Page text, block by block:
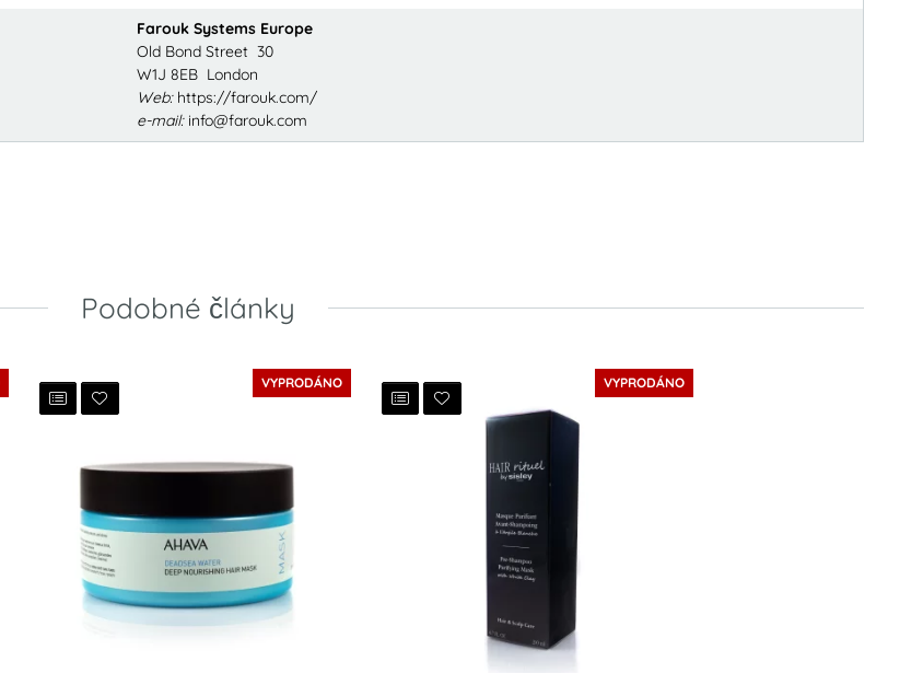
Farouk Systems Europe
Old Bond Street 30
W1J 8EB London
Web:https://farouk.com/
e-mail:info@farouk.com
Podobné články
VYPRODÁNO VYPRODÁNO